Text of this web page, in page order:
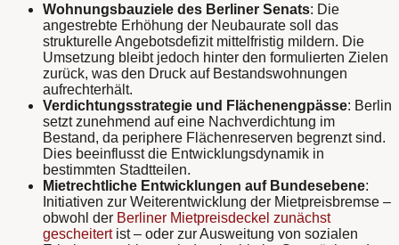
Wohnungsbauziele des Berliner Senats: Die
angestrebte Erhöhung der Neubaurate soll das
strukturelle Angebotsdefizit mittelfristig mildern. Die
Umsetzung bleibt jedoch hinter den formulierten Zielen
zurück, was den Druck auf Bestandswohnungen
aufrechterhält.
Verdichtungsstrategie und Flächenengpässe: Berlin
setzt zunehmend auf eine Nachverdichtung im
Bestand, da periphere Flächenreserven begrenzt sind.
Dies beeinflusst die Entwicklungsdynamik in
bestimmten Stadtteilen.
Mietrechtliche Entwicklungen auf Bundesebene:
Initiativen zur Weiterentwicklung der Mietpreisbremse –
obwohl der Berliner Mietpreisdeckel zunächst
gescheitertist – oder zur Ausweitung von sozialen